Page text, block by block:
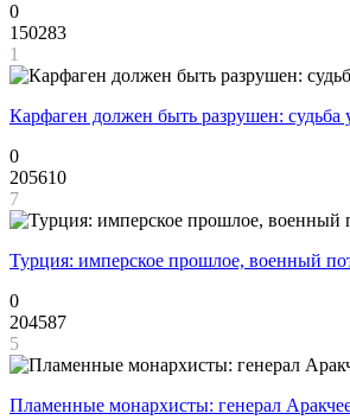
0
150283
1
Карфаген должен быть разрушен: судьба
0
205610
7
Турция: имперское прошлое, военный
0
204587
5
Пламенные монархисты: генерал